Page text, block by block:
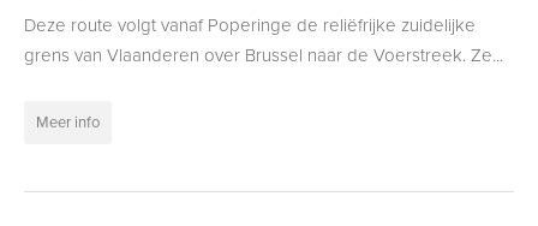
Deze route volgt vanaf Poperinge de reliëfrijke zuidelijke
grens van Vlaanderen over Brussel naar de Voerstreek. Ze...
Meer info